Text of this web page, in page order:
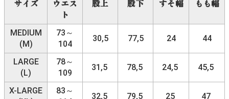
サイズ
ウエス
ト
股上 股下 すそ幅 もも幅
MEDIUM
(M)
73～
104
30,5 77,5 24 44
LARGE
(L)
78～
109
31,5 78,5 24,5 45,5
X-LARGE
83～
32,5 79,5 25 47